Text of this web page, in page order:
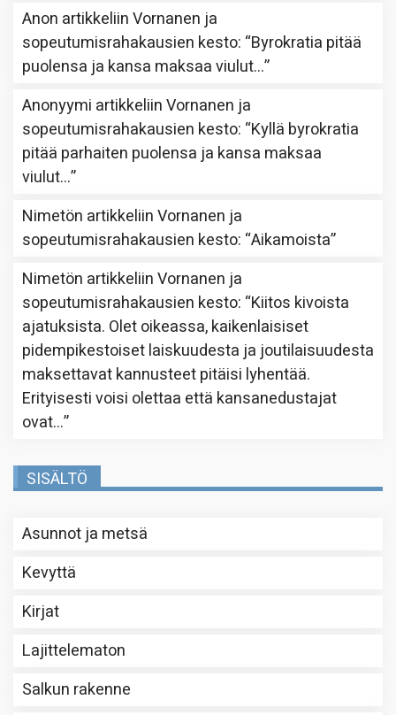
Anon artikkeliinVornanen ja
sopeutumisrahakausien kesto: “Byrokratia pitää
puolensa ja kansa maksaa viulut…”
Anonyymi artikkeliinVornanen ja
sopeutumisrahakausien kesto: “Kyllä byrokratia
pitää parhaiten puolensa ja kansa maksaa
viulut…”
Nimetön artikkeliinVornanen ja
sopeutumisrahakausien kesto: “Aikamoista”
Nimetön artikkeliinVornanen ja
sopeutumisrahakausien kesto: “Kiitos kivoista
ajatuksista. Olet oikeassa, kaikenlaisiset
pidempikestoiset laiskuudesta ja joutilaisuudesta
maksettavat kannusteet pitäisi lyhentää.
Erityisesti voisi olettaa että kansanedustajat
ovat…”
SISÄLTÖ
Asunnot ja metsä
Kevyttä
Kirjat
Lajittelematon
Salkun rakenne